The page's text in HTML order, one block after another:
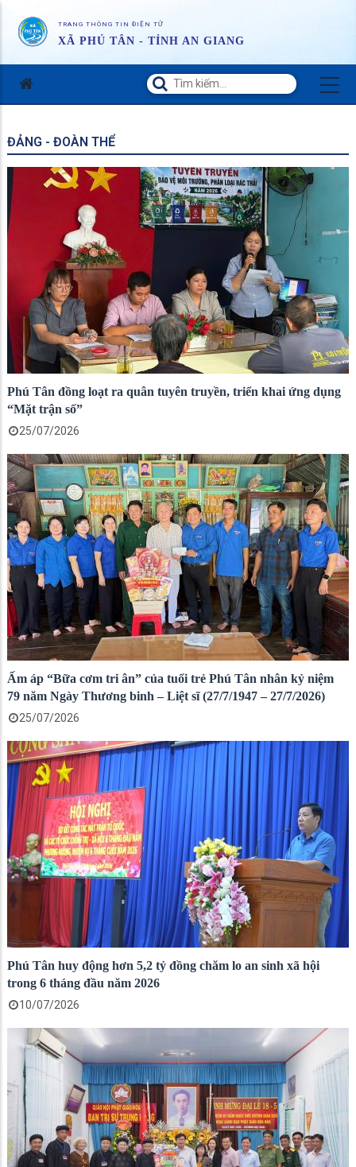
TRANG THÔNG TIN ĐIỆN TỬ
XÃ PHÚ TÂN - TỈNH AN GIANG
ĐẢNG - ĐOÀN THỂ
Phú Tân đồng loạt ra quân tuyên truyền, triển khai ứng dụng
“Mặt trận số”
25/07/2026
Ấm áp “Bữa cơm tri ân” của tuổi trẻ Phú Tân nhân kỷ niệm
79 năm Ngày Thương binh – Liệt sĩ (27/7/1947 – 27/7/2026)
25/07/2026
Phú Tân huy động hơn 5,2 tỷ đồng chăm lo an sinh xã hội
trong 6 tháng đầu năm 2026
10/07/2026